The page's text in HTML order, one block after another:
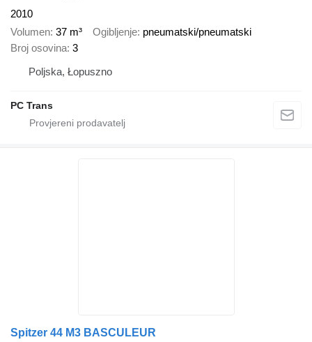
2010
Volumen 37 m³ Ogibljenje pneumatski/pneumatski
Broj osovina 3
Poljska, Łopuszno
PC Trans
Spitzer 44 M3 BASCULEUR